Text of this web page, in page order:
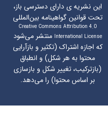
این نشریه ی دارای دسترسی باز،
تحت قوانین گواهینامه بین‌المللی
Creative Commons Attribution 4.0
International Licenseمنتشر می‌شود
که اجازه اشتراک (تکثیر و بازآرایی
محتوا به هر شکل) و انطباق
(بازترکیب، تغییر شکل و بازسازی
بر اساس محتوا) را می‌دهد.